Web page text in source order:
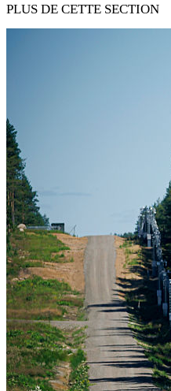
PLUS DE CETTE SECTION